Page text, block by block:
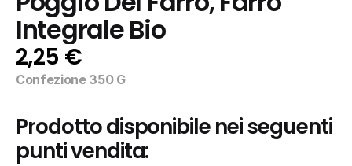
Integrale Bio
2,25 €
Confezione 350 G
Prodotto disponibile nei seguenti
punti vendita: